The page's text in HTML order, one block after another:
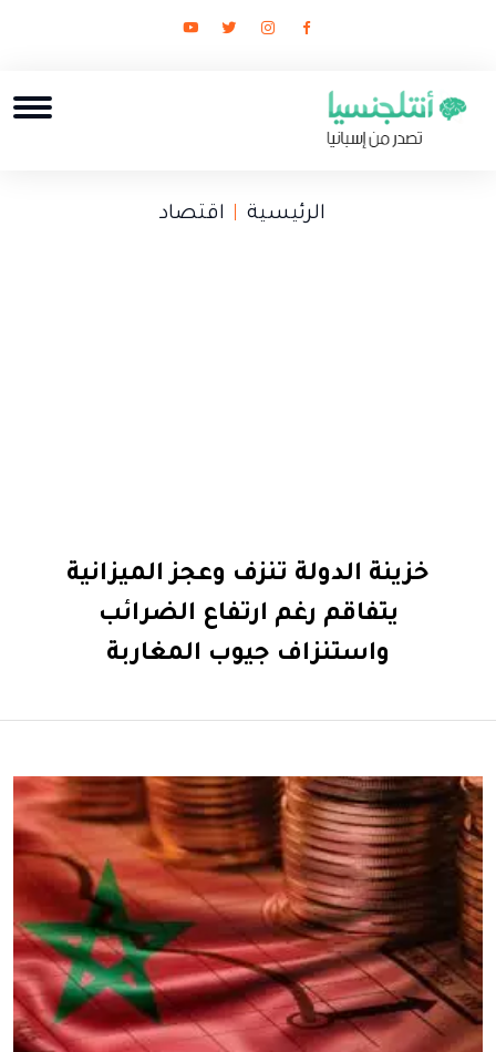
الرئيسية اقتصاد
خزينة الدولة تنزف وعجز الميزانية
يتفاقم رغم ارتفاع الضرائب
واستنزاف جيوب المغاربة